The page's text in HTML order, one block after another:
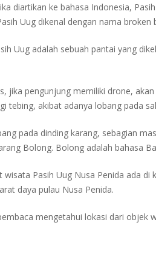
diartikan ke bahasa Indonesia,
Uug dikenal dengan nama broken
Uug adalah sebuah pantai yang
jika pengunjung memiliki drone,
tebing, akibat adanya lobang pada
pada dinding karang, sebagian
Bolong. Bolong adalah bahasa
wisata Pasih Uug Nusa Penida ada
daya pulau Nusa Penida.
mengetahui lokasi dari objek